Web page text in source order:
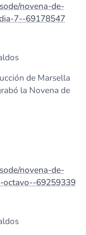
novena-de-
7--69178547
de Marsella
la Novena de
novena-de-
octavo--69259339